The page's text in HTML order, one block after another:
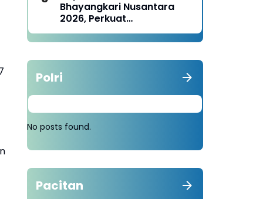
Bhayangkari Nusantara
2026, Perkuat
Pemberdayaan UMKM dan
Budaya Lokal
Polri
No posts found.
Pacitan